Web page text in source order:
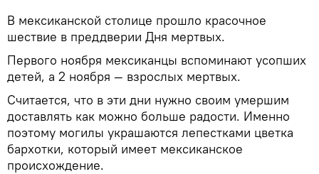
В мексиканской столице прошло красочное
шествие в преддверии Дня мертвых.
Первого ноября мексиканцы вспоминают усопших
детей, а 2 ноября — взрослых мертвых.
Считается, что в эти дни нужно своим умершим
доставлять как можно больше радости. Именно
поэтому могилы украшаются лепестками цветка
бархотки, который имеет мексиканское
происхождение.